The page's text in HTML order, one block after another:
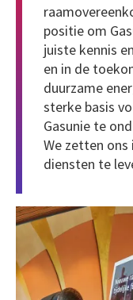
positie om
juiste kennis
en in de
duurzame
sterke basis
Gasunie te
We zetten
diensten te